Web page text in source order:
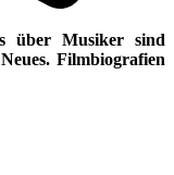
über Musiker sind
Filmbiografien